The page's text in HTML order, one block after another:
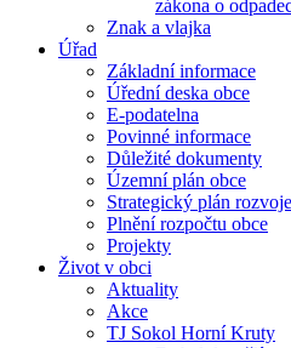
zákona o
Znak a vlajka
Úřad
Základní informace
Úřední deska obce
E-podatelna
Povinné informace
Důležité dokumenty
Územní plán obce
Strategický plán
Plnění rozpočtu obce
Projekty
Život v obci
Aktuality
Akce
TJ Sokol Horní Kruty